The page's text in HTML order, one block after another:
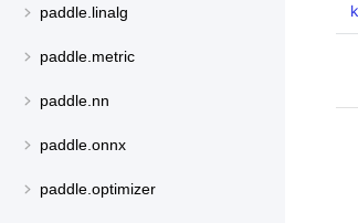
paddle.linalg
paddle.metric
paddle.nn
paddle.onnx
paddle.optimizer